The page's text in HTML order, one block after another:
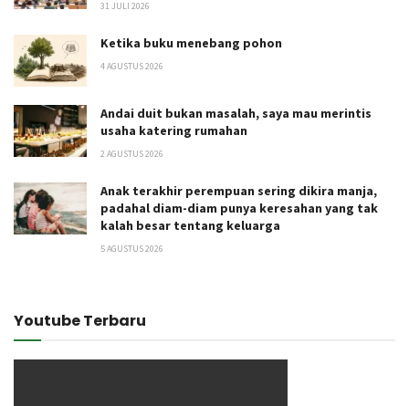
31 JULI 2026
Ketika buku menebang pohon
4 AGUSTUS 2026
Andai duit bukan masalah, saya mau merintis
usaha katering rumahan
2 AGUSTUS 2026
Anak terakhir perempuan sering dikira manja,
padahal diam-diam punya keresahan yang tak
kalah besar tentang keluarga
5 AGUSTUS 2026
Youtube Terbaru